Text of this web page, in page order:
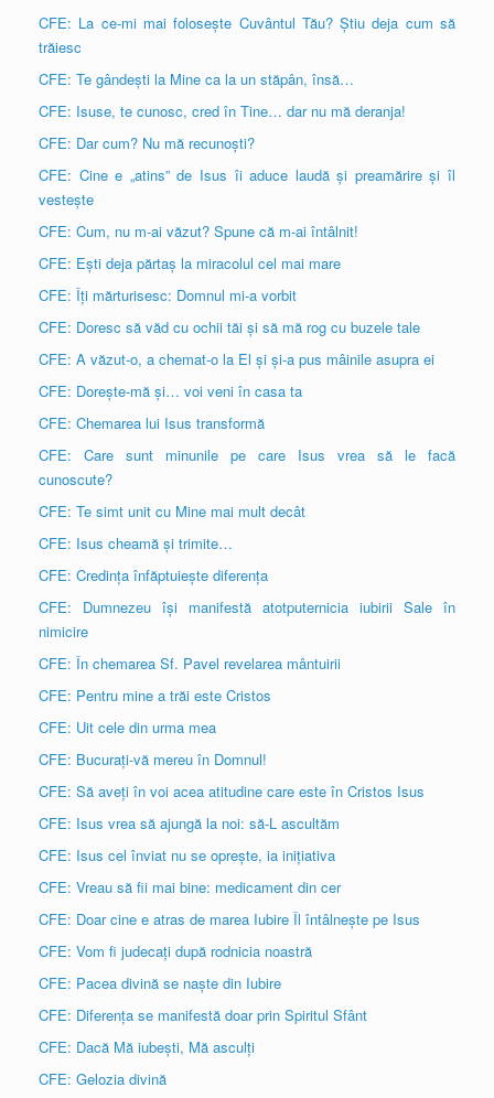
CFE: La ce-mi mai folosește Cuvântul Tău? Știu deja cum să
trăiesc
CFE: Te gândești la Mine ca la un stăpân, însă…
CFE: Isuse, te cunosc, cred în Tine… dar nu mă deranja!
CFE: Dar cum? Nu mă recunoști?
CFE: Cine e „atins” de Isus îi aduce laudă și preamărire și îl
vestește
CFE: Cum, nu m-ai văzut? Spune că m-ai întâlnit!
CFE: Ești deja părtaș la miracolul cel mai mare
CFE: Îți mărturisesc: Domnul mi-a vorbit
CFE: Doresc să văd cu ochii tăi și să mă rog cu buzele tale
CFE: A văzut-o, a chemat-o la El și și-a pus mâinile asupra ei
CFE: Dorește-mă și… voi veni în casa ta
CFE: Chemarea lui Isus transformă
CFE: Care sunt minunile pe care Isus vrea să le facă
cunoscute?
CFE: Te simt unit cu Mine mai mult decât
CFE: Isus cheamă și trimite…
CFE: Credința înfăptuiește diferența
CFE: Dumnezeu își manifestă atotputernicia iubirii Sale în
nimicire
CFE: În chemarea Sf. Pavel revelarea mântuirii
CFE: Pentru mine a trăi este Cristos
CFE: Uit cele din urma mea
CFE: Bucurați-vă mereu în Domnul!
CFE: Să aveți în voi acea atitudine care este în Cristos Isus
CFE: Isus vrea să ajungă la noi: să-L ascultăm
CFE: Isus cel înviat nu se oprește, ia inițiativa
CFE: Vreau să fii mai bine: medicament din cer
CFE: Doar cine e atras de marea Iubire Îl întâlnește pe Isus
CFE: Vom fi judecați după rodnicia noastră
CFE: Pacea divină se naște din Iubire
CFE: Diferența se manifestă doar prin Spiritul Sfânt
CFE: Dacă Mă iubești, Mă asculți
CFE: Gelozia divină